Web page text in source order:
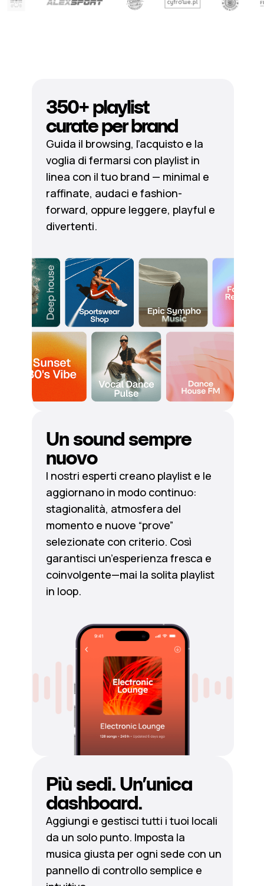
350+ playlist
curate per brand
Guida il browsing, l’acquisto e la
voglia di fermarsi con playlist in
linea con il tuo brand — minimal e
raffinate, audaci e fashion-
forward, oppure leggere, playful e
divertenti.
Un sound sempre
nuovo
I nostri esperti creano playlist e le
aggiornano in modo continuo:
stagionalità, atmosfera del
momento e nuove “prove”
selezionate con criterio. Così
garantisci un’esperienza fresca e
coinvolgente—mai la solita playlist
in loop.
Più sedi. Un’unica
dashboard.
Aggiungi e gestisci tutti i tuoi locali
da un solo punto. Imposta la
musica giusta per ogni sede con un
pannello di controllo semplice e